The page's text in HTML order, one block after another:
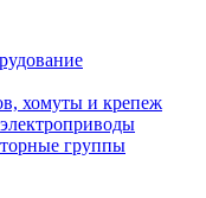
хомуты и крепеж
группы